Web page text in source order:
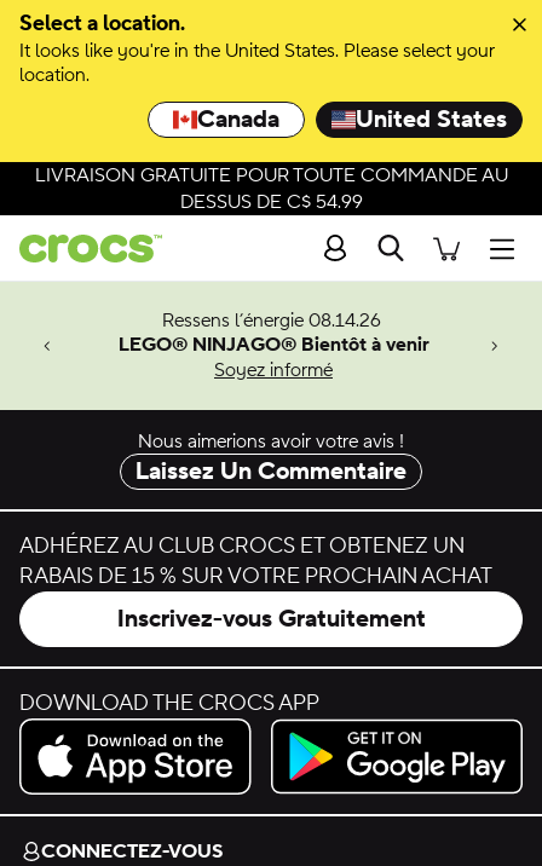
Select a location.
It looks like you're in the United States. Please select your
location.
Canada United States
LIVRAISON GRATUITE POUR TOUTE COMMANDE AU
DESSUS DE C$ 54.99
Recherche
Ressens l’énergie 08.14.26
LEGO® NINJAGO® Bientôt à venir
Soyez informé
Man.
Nous aimerions avoir votre avis !
Laissez Un Commentaire
ADHÉREZ AU CLUB CROCS ET OBTENEZ UN
RABAIS DE 15 % SUR VOTRE PROCHAIN ACHAT
Inscrivez-vous Gratuitement
DOWNLOAD THE CROCS APP
Download on the App Store.
Get it on Google Play.
CONNECTEZ-VOUS